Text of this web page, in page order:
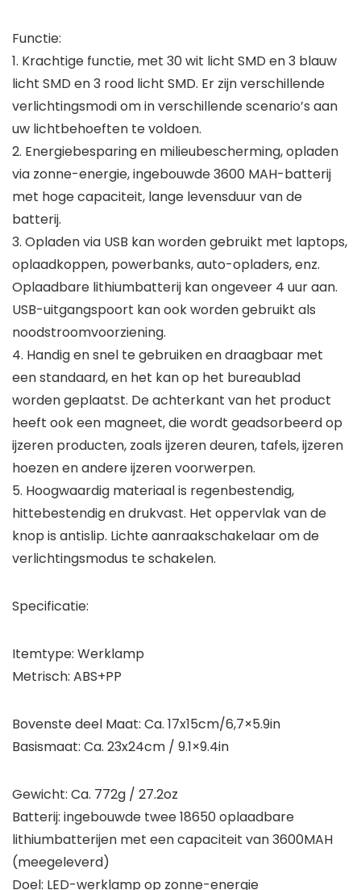
Functie:
1. Krachtige functie, met 30 wit licht SMD en 3 blauw
licht SMD en 3 rood licht SMD. Er zijn verschillende
verlichtingsmodi om in verschillende scenario’s aan
uw lichtbehoeften te voldoen.
2. Energiebesparing en milieubescherming, opladen
via zonne-energie, ingebouwde 3600 MAH-batterij
met hoge capaciteit, lange levensduur van de
batterij.
3. Opladen via USB kan worden gebruikt met laptops,
oplaadkoppen, powerbanks, auto-opladers, enz.
Oplaadbare lithiumbatterij kan ongeveer 4 uur aan.
USB-uitgangspoort kan ook worden gebruikt als
noodstroomvoorziening.
4. Handig en snel te gebruiken en draagbaar met
een standaard, en het kan op het bureaublad
worden geplaatst. De achterkant van het product
heeft ook een magneet, die wordt geadsorbeerd op
ijzeren producten, zoals ijzeren deuren, tafels, ijzeren
hoezen en andere ijzeren voorwerpen.
5. Hoogwaardig materiaal is regenbestendig,
hittebestendig en drukvast. Het oppervlak van de
knop is antislip. Lichte aanraakschakelaar om de
verlichtingsmodus te schakelen.
Specificatie:
Itemtype: Werklamp
Metrisch: ABS+PP
Bovenste deel Maat: Ca. 17x15cm/6,7×5.9in
Basismaat: Ca. 23x24cm / 9.1×9.4in
Gewicht: Ca. 772g / 27.2oz
Batterij: ingebouwde twee 18650 oplaadbare
lithiumbatterijen met een capaciteit van 3600MAH
(meegeleverd)
Doel: LED-werklamp op zonne-energie